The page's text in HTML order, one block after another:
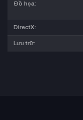
Đồ họa:
DirectX:
Lưu trữ: